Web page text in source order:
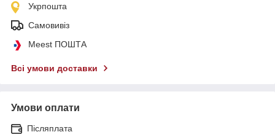
Укрпошта
Самовивіз
Meest ПОШТА
Всі умови доставки
Умови оплати
Післяплата